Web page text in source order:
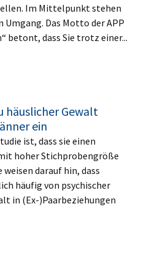
Im Mittelpunkt stehen
Umgang. Das Motto der APP
betont, dass Sie trotz einer...
häuslicher Gewalt
ein
ist, dass sie einen
hoher Stichprobengröße
darauf hin, dass
häufig von psychischer
in (Ex-)Paarbeziehungen